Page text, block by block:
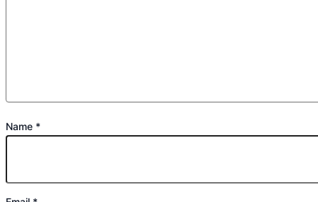
Name *